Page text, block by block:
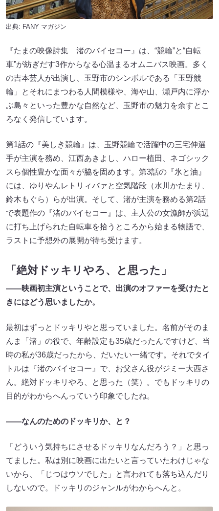
出典: FANY マガジン
『たまの映像詩集 渚のバイセコー』は、“競輪”と“自転
車”が紡ぎだす3作からなる心温まるオムニバス映画。多く
の吉本芸人が出演し、玉野市のシンボルである「玉野競
輪」とそれにまつわる人間模様や、海や山、瀬戸内に浮か
ぶ島々といった豊かな自然など、玉野市の魅力を余すとこ
ろなく発信しています。
第1話の『美しき競輪』は、玉野競輪で活躍中の三宅伸選
手が主演を務め、江西あきよし、ハロー植田、ネゴシック
スら個性豊かな面々が脇を固めます。第3話の『氷と油』
には、ゆりやんレトリィバァと空気階段（水川かたまり、
鈴木もぐら）らが出演。そして、渚が主演を務める第2話
で表題作の『渚のバイセコー』は、主人公の女漁師が浜辺
に打ち上げられた自転車を拾うところから始まる物語で、
ラストに予想外の展開が待ち受けます。
「絶対ドッキリやろ、と思った」
——映画初主演ということで、出演のオファーを受けたと
きにはどう思いましたか。
最初はずっとドッキリやと思っていました。名前がそのま
んま「渚」の役で、年齢設定も35歳だったんですけど、当
時の私が36歳だったから、だいたい一緒です。それでタイ
トルは『渚のバイセコー』で、お父さん役がジミー大西さ
ん。絶対ドッキリやろ、と思った（笑）。でもドッキリの
目的がわからへんっていう印象でしたね。
——なんのためのドッキリか、と？
「どういう気持ちにさせるドッキリなんだろう？」と思っ
てました。私は別に映画に出たいと言っていたわけじゃな
いから、「じつはウソでした」と言われても落ち込んだり
しないので。ドッキリのジャンルがわからへんと。